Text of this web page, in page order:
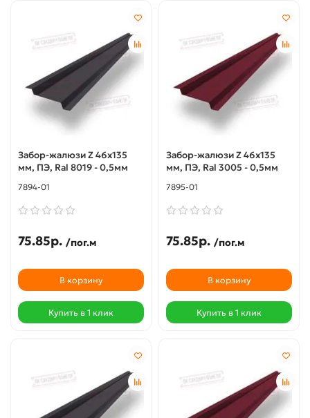
Забор-жалюзи Z 46х135
мм, ПЭ, Ral 8019 - 0,5мм
7894-01
75.85р. /пог.м
В корзину
Купить в 1 клик
Забор-жалюзи Z 46х135
мм, ПЭ, Ral 3005 - 0,5мм
7895-01
75.85р. /пог.м
В корзину
Купить в 1 клик